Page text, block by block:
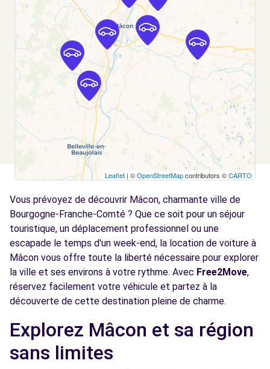
VARENNES-LES-MACON, 71000
Voir l'agence
Free2Move Rent - SARL GRANGER -
CROTTET (C)
5.3
ROUTE DE LA MADELEINE
CROTTET, 01290
Voir l'agence
Free2Move Rent - GARAGE VAISSAUD ET
6.4
km
CHEMIN DU MOULIN NEUF
FEILLENS, 01570
Voir l'agence
Free2Move Rent - GARAGE DE JULIENAS -
JULIENAS (P)
km
1533 ROUTE DE JULIENAS
JULIENAS, 69840
Voir l'agence
Leaflet | ©OpenStreetMapcontributors ©CARTO
Vous prévoyez de découvrir Mâcon, charmante ville de
Bourgogne-Franche-Comté ? Que ce soit pour un séjour
touristique, un déplacement professionnel ou une
escapade le temps d'un week-end, la location de voiture à
Mâcon vous offre toute la liberté nécessaire pour explorer
la ville et ses environs à votre rythme. Avec Free2Move,
réservez facilement votre véhicule et partez à la
découverte de cette destination pleine de charme.
Explorez Mâcon et sa région
sans limites